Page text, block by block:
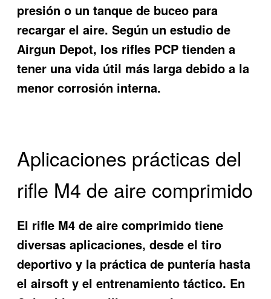
presión o un tanque de buceo para
recargar el aire. Según un estudio de
Airgun Depot, los rifles PCP tienden a
tener una vida útil más larga debido a la
menor corrosión interna.
Aplicaciones prácticas del
rifle M4 de aire comprimido
El rifle M4 de aire comprimido tiene
diversas aplicaciones, desde el tiro
deportivo y la práctica de puntería hasta
el airsoft y el entrenamiento táctico. En